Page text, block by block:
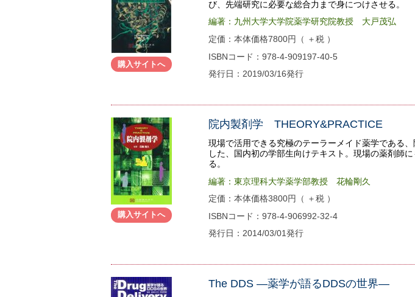
購入サイトへ
び、先端研究に必要な総合力まで身につけさせる。
編著：九州大学大学院薬学研究院教授 大戸茂弘
定価：本体価格7800円（ ＋税 ）
ISBNコード：978-4-909197-40-5
発行日：2019/03/16発行
購入サイトへ
院内製剤学 THEORY&PRACTICE
現場で活用できる究極のテーラーメイド薬学である
した、国内初の学部生向けテキスト。現場の薬剤師
る。
編著：東京理科大学薬学部教授 花輪剛久
定価：本体価格3800円（ ＋税 ）
ISBNコード：978-4-906992-32-4
発行日：2014/03/01発行
The DDS —薬学が語るDDSの世界—